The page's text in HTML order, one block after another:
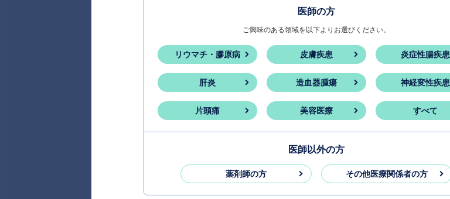
医師の方
ご興味のある領域を以下よりお選びください。
リウマチ・膠原病 皮膚疾患 炎症性腸疾患
肝炎 造血器腫瘍 神経変性疾患
片頭痛 美容医療 すべて
医師以外の方
薬剤師の方 その他医療関係者の方